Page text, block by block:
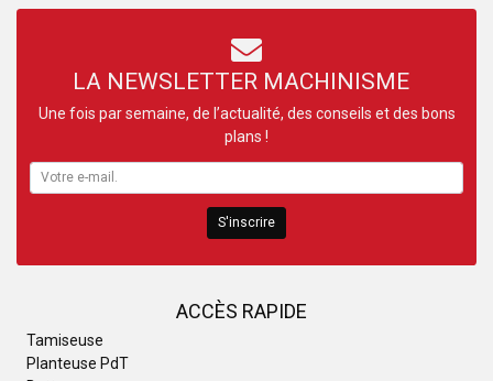
ACCÈS RAPIDE
Tamiseuse
Planteuse PdT
LA NEWSLETTER MACHINISME
Une fois par semaine, de l’actualité, des conseils et des bons
plans !
S'inscrire